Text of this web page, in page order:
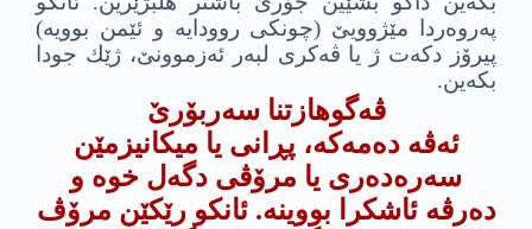
په‌روه‌ردا مێژوویێ (چونكى روودایه‌ و ئێمن بوویه‌)
پیرۆز دكه‌ت ژ یا ڤه‌كرى لبه‌ر ئه‌زموونێ، ژێك جودا
بكه‌ین.
ڤه‌گوهازتنا سه‌ربۆرێ
ئه‌ڤه‌ ده‌مه‌كه‌، پڕانى یا میكانیزمێن
سه‌ره‌ده‌رى یا مرۆڤى دگه‌ل خوه‌ و
ده‌رڤه‌ ئاشكرا بووینه‌. ئانكو رێكێن مرۆڤ